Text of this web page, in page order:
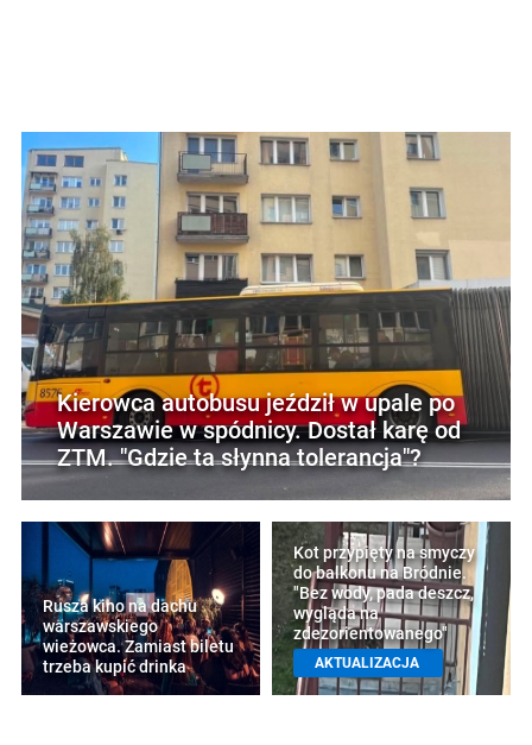
Kierowca autobusu jeździł w upale po
Warszawie w spódnicy. Dostał karę od
ZTM. "Gdzie ta słynna tolerancja"?
Rusza kino na dachu
warszawskiego
wieżowca. Zamiast biletu
trzeba kupić drinka
Kot przypięty na smyczy
do balkonu na Bródnie.
"Bez wody, pada deszcz,
wygląda na
zdezorientowanego"
AKTUALIZACJA